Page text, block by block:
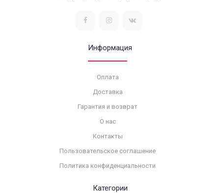
Информация
Оплата
Доставка
Гарантия и возврат
О нас
Контакты
Пользовательское соглашение
Политика конфиденциальности
Категории